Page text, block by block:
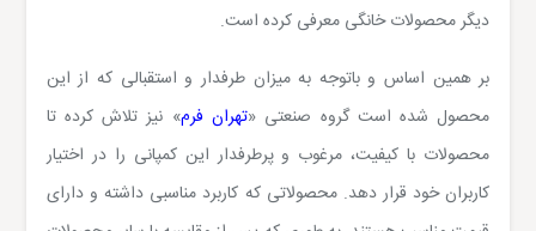
دیگر محصولات خانگی معرفی کرده است.
بر همین اساس و باتوجه به میزان طرفدار و استقبالی که از این
محصول شده است گروه صنعتی «تهران فرم» نیز تلاش کرده تا
محصولات با کیفیت، مرغوب و پرطرفدار این کمپانی را در اختیار
کاربران خود قرار دهد. محصولاتی که کاربرد مناسبی داشته و دارای